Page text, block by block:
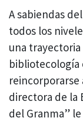
A sabiendas
todos los
una trayectoria
bibliotecología
reincorporarse
directora de la
del Granma”